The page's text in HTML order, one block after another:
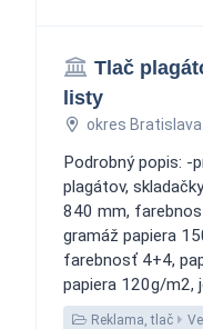
Tlač
listy
okres Bratislava I
Podrobný popis: -
plagátov,
840 mm,
gramáž papiera
farebnosť 4+4,
papiera 120g/m2,
Reklama, tlač